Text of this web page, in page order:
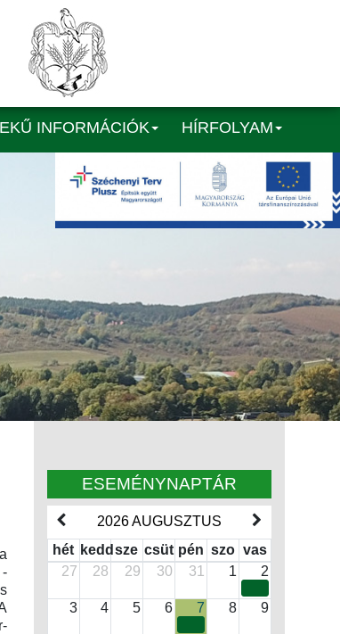
INFORMÁCIÓK HÍRFOLYAM
ESEMÉNYNAPTÁR
2026 AUGUSZTUS
hét kedd sze csüt pén szo vas
27
28 29 30 31 1 2
3 4 5 6 7 8 9